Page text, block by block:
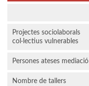
Projectes sociolaborals
col·lectius vulnerables
Persones ateses mediació
Nombre de tallers